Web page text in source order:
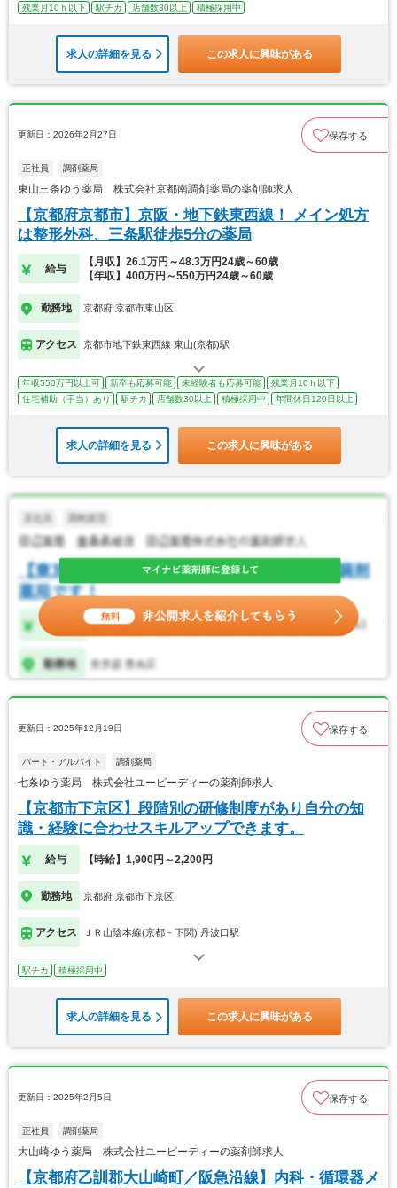
残業月10ｈ以下 駅チカ 店舗数30以上 積極採用中
求人の詳細を見る この求人に興味がある
更新日：2026年2月27日 保存する
正社員 調剤薬局
東山三条ゆう薬局 株式会社京都南調剤薬局の薬剤師求人
【京都府京都市】京阪・地下鉄東西線！ メイン処方
は整形外科、三条駅徒歩5分の薬局
給与
【月収】26.1万円～48.3万円24歳～60歳
【年収】400万円～550万円24歳～60歳
勤務地 京都府 京都市東山区
アクセス 京都市地下鉄東西線 東山(京都)駅
年収550万円以上可 新卒も応募可能 未経験者も応募可能
残業月10ｈ以下
住宅補助（手当）あり
駅チカ 店舗数30以上 積極採用中 年間休日120日以上
求人の詳細を見る この求人に興味がある
更新日：2025年12月19日 保存する
パート・アルバイト 調剤薬局
七条ゆう薬局 株式会社ユーピーディーの薬剤師求人
【京都市下京区】段階別の研修制度があり自分の知
識・経験に合わせスキルアップできます。
給与 【時給】1,900円～2,200円
勤務地 京都府 京都市下京区
アクセス ＪＲ山陰本線(京都－下関) 丹波口駅
駅チカ 積極採用中
求人の詳細を見る この求人に興味がある
更新日：2025年2月5日 保存する
正社員 調剤薬局
大山崎ゆう薬局 株式会社ユーピーディーの薬剤師求人
【京都府乙訓郡大山崎町／阪急沿線】内科・循環器メ